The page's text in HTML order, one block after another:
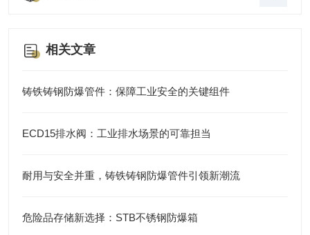
相关文章
铸铁铸钢防爆管件：保障工业安全的关键组件
ECD15排水阀：工业排水场景的可靠担当
耐用与安全并重，铸铁铸钢防爆管件引领新潮流
危险品存储新选择：STB不锈钢防爆箱